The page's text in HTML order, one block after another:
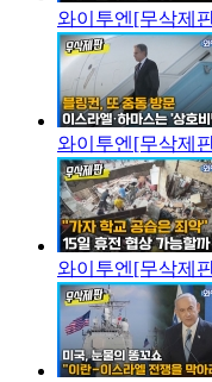
와이투엔[무삭제
와이투엔[무삭제
와이투엔[무삭제